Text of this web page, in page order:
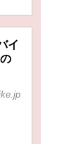
イ